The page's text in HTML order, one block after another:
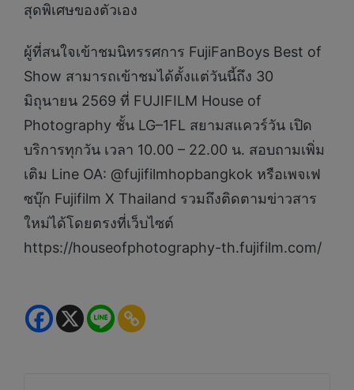
สุดพิเศษของตัวเอง
ผู้ที่สนใจเข้าชมนิทรรศการ FujiFanBoys Best of
Show สามารถเข้าชมได้ตั้งแต่วันนี้ถึง 30
มิถุนายน 2569 ที่ FUJIFILM House of
Photography ชั้น LG–1FL สยามสแควร์วัน เปิด
บริการทุกวัน เวลา 10.00 – 22.00 น. สอบถามเพิ่ม
เติม Line OA: @fujifilmhopbangkok หรือเพจเฟ
ซบุ๊ก Fujifilm X Thailand รวมถึงติดตามข่าวสาร
ใหม่ได้โดยตรงที่เว็บไซต์
https://houseofphotography-th.fujifilm.com/